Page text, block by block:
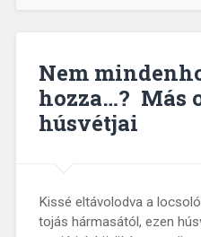
Nem
hozza…? Más
húsvétjai
Kissé eltávolodva a
tojás hármasától, ezen